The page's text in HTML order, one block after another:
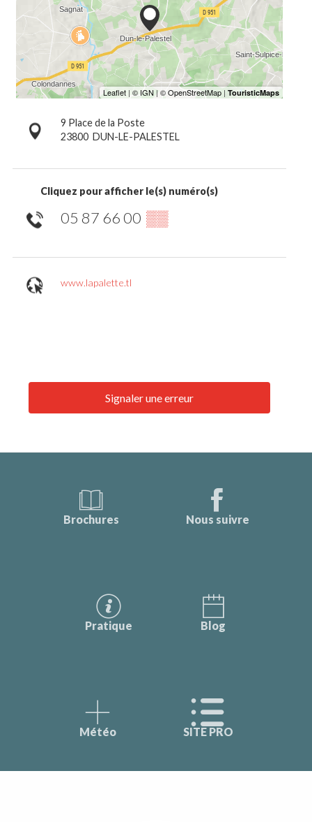
9 Place de la Poste
23800 DUN-LE-PALESTEL
Cliquez pour afficher le(s) numéro(s)
05 87 66 00 ▒▒
www.lapalette.tl
Signaler une erreur
Brochures Nous suivre
Pratique Blog
Météo SITE PRO